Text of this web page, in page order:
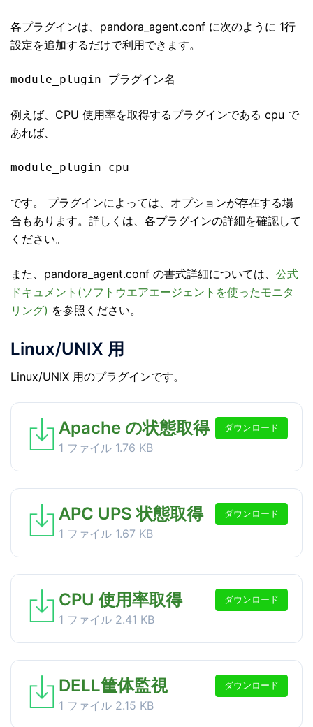
各プラグインは、pandora_agent.conf に次のように 1行
設定を追加するだけで利用できます。
module_plugin プラグイン名
例えば、CPU 使用率を取得するプラグインである cpu で
あれば、
module_plugin cpu
です。 プラグインによっては、オプションが存在する場
合もあります。詳しくは、各プラグインの詳細を確認して
ください。
また、pandora_agent.conf の書式詳細については、 公式
ドキュメント(ソフトウエアエージェントを使ったモニタ
リング) を参照ください。
Linux/UNIX 用
Linux/UNIX 用のプラグインです。
Apache の状態取得
1 ファイル 1.76 KB
ダウンロード
APC UPS 状態取得
1 ファイル 1.67 KB
ダウンロード
CPU 使用率取得
1 ファイル 2.41 KB
ダウンロード
DELL筐体監視
1 ファイル 2.15 KB
ダウンロード